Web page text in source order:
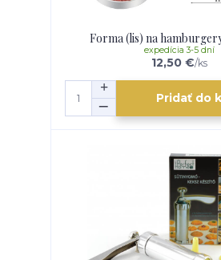
Forma (lis) na
12,50 €/ks
expedícia 3-5 dní
Pridať do